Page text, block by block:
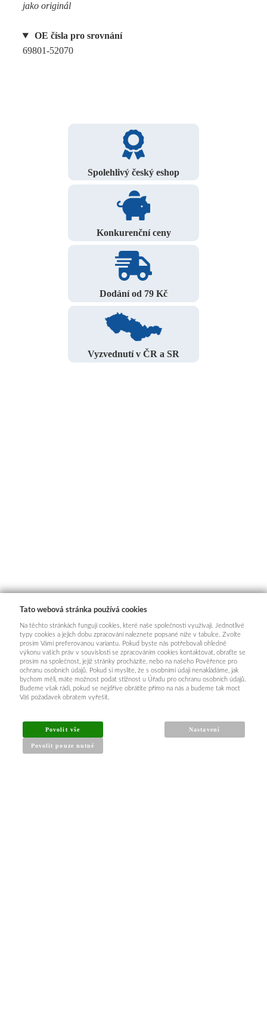
jako originál
OE čísla pro srovnání
69801-52070
Spolehlivý český eshop
Konkurenční ceny
Dodání od 79 Kč
Vyzvednutí v ČR a SR
Tato webová stránka používá cookies
Na těchto stránkách fungují cookies, které naše společnosti využívají. Jednotlivé
typy cookies a jejich dobu zpracování naleznete popsané níže v tabulce. Zvolte
prosím Vámi preferovanou variantu. Pokud byste nás potřebovali ohledně
výkonu vašich práv v souvislosti se zpracováním cookies kontaktovat, obraťte se
prosím na společnost, jejíž stránky procházíte, nebo na našeho Pověřence pro
ochranu osobních údajů. Pokud si myslíte, že s osobními údaji nenakládáme, jak
bychom měli, máte možnost podat stížnost u Úřadu pro ochranu osobních údajů.
Budeme však rádi, pokud se nejdříve obrátíte přímo na nás a budeme tak moct
Váš požadavek obratem vyřešit.
Povolit vše
Povolit pouze nutné
Nastavení